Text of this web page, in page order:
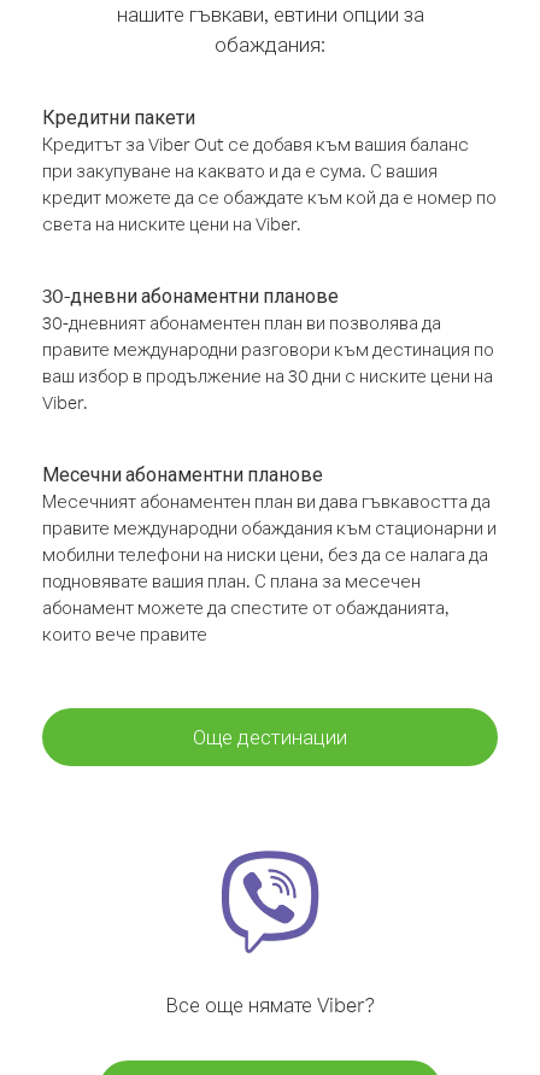
нашите гъвкави, евтини опции за
обаждания:
Кредитни пакети
Кредитът за Viber Out се добавя към вашия баланс
при закупуване на каквато и да е сума. С вашия
кредит можете да се обаждате към кой да е номер по
света на ниските цени на Viber.
30-дневни абонаментни планове
30-дневният абонаментен план ви позволява да
правите международни разговори към дестинация по
ваш избор в продължение на 30 дни с ниските цени на
Viber.
Месечни абонаментни планове
Месечният абонаментен план ви дава гъвкавостта да
правите международни обаждания към стационарни и
мобилни телефони на ниски цени, без да се налага да
подновявате вашия план. С плана за месечен
абонамент можете да спестите от обажданията,
които вече правите
Още дестинации
Все още нямате Viber?